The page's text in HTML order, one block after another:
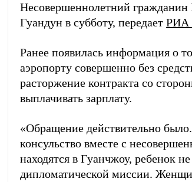
Несовершеннолетний
Гуандун в субботу, передает РИА
Ранее появилась информация о
аэропорту совершенно без
расторжение контракта со
выплачивать зарплату.
«Обращение действительно
консульство вместе с
находятся в Гуанчжоу, ребенок
дипломатической миссии.